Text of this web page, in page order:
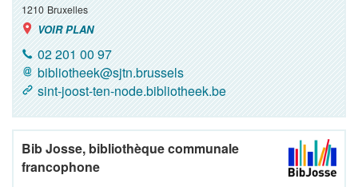
1210 Bruxelles
VOIR PLAN
02 201 00 97
bibliotheek@sjtn.brussels
sint-joost-ten-node.bibliotheek.be
Bib Josse, bibliothèque communale
francophone